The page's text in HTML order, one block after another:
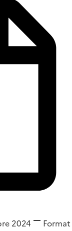
2024 Format